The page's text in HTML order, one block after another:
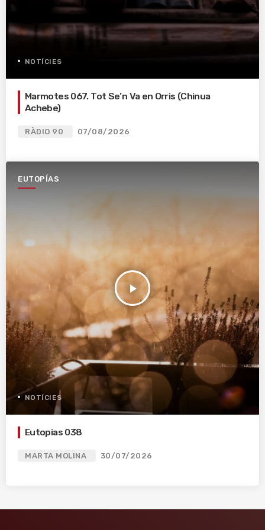
NOTÍCIES
Marmotes 067. Tot Se’n Va en Orris (Chinua
Achebe)
RÀDIO 90 07/08/2026
EUTOPÍAS
play_arrow
NOTÍCIES
Eutopias 038
MARTA MOLINA 30/07/2026